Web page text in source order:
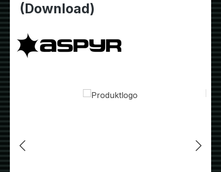
(Download)
Bildergalerie überspringen